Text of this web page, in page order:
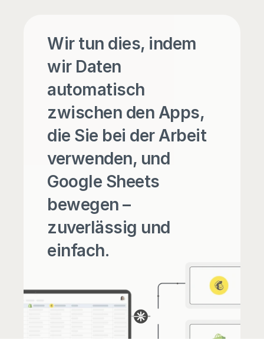
Wir tun dies, indem
wir Daten
automatisch
zwischen den Apps,
die Sie bei der Arbeit
verwenden, und
Google Sheets
bewegen –
zuverlässig und
einfach.